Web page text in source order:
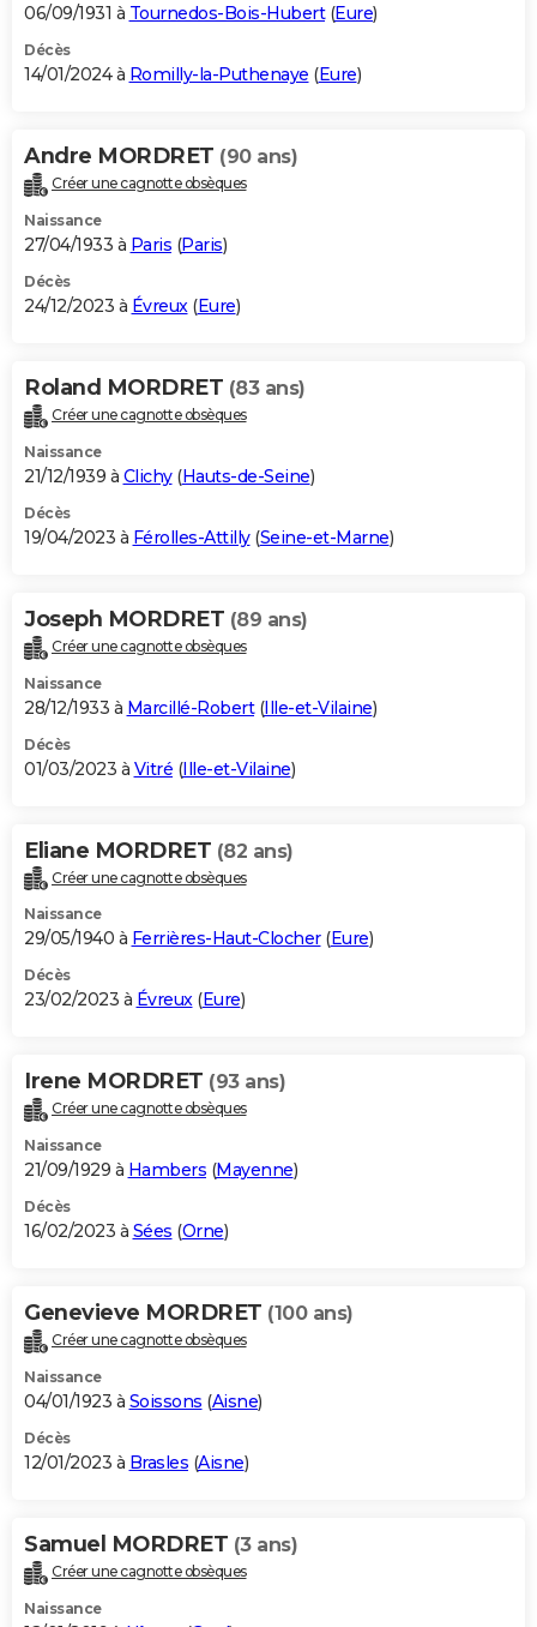
06/09/1931 à Tournedos-Bois-Hubert(Eure)
Décès
14/01/2024 à Romilly-la-Puthenaye (Eure)
Andre MORDRET (90 ans)
Créer une cagnotte obsèques
Naissance
27/04/1933 à Paris (Paris)
Décès
24/12/2023 à Évreux(Eure)
Roland MORDRET (83 ans)
Créer une cagnotte obsèques
Naissance
21/12/1939 à Clichy(Hauts-de-Seine)
Décès
19/04/2023 à Férolles-Attilly(Seine-et-Marne)
Joseph MORDRET (89 ans)
Créer une cagnotte obsèques
Naissance
28/12/1933 à Marcillé-Robert(Ille-et-Vilaine)
Décès
01/03/2023 à Vitré (Ille-et-Vilaine)
Eliane MORDRET (82 ans)
Créer une cagnotte obsèques
Naissance
29/05/1940 à Ferrières-Haut-Clocher(Eure)
Décès
23/02/2023 à Évreux(Eure)
Irene MORDRET (93 ans)
Créer une cagnotte obsèques
Naissance
21/09/1929 à Hambers (Mayenne)
Décès
16/02/2023 à Sées (Orne)
Genevieve MORDRET (100 ans)
Créer une cagnotte obsèques
Naissance
04/01/1923 à Soissons (Aisne)
Décès
12/01/2023 à Brasles (Aisne)
Samuel MORDRET (3 ans)
Créer une cagnotte obsèques
Naissance